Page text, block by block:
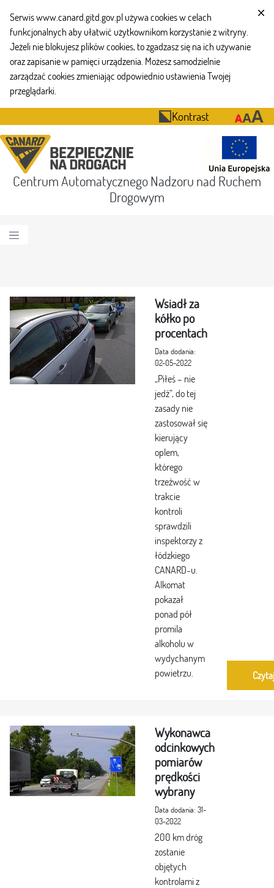
Serwis www.canard.gitd.gov.pl używa cookies w celach
funkcjonalnych aby ułatwić użytkownikom korzystanie z witryny.
Jeżeli nie blokujesz plików cookies, to zgadzasz się na ich używanie
oraz zapisanie w pamięci urządzenia. Możesz samodzielnie
zarządzać cookies zmieniając odpowiednio ustawienia Twojej
przeglądarki.
Kontrast
Centrum Automatycznego Nadzoru nad Ruchem
Drogowym
Wsiadł za
kółko po
procentach
Data dodania:
02-05-2022
„Piłeś – nie
jedź”, do tej
zasady nie
zastosował się
kierujący
oplem,
którego
trzeźwość w
trakcie
kontroli
sprawdzili
inspektorzy z
łódzkiego
CANARD-u.
Alkomat
pokazał
ponad pół
promila
alkoholu w
wydychanym
powietrzu.
Wykonawca
odcinkowych
pomiarów
prędkości
wybrany
Data dodania: 31-
03-2022
200 km dróg
zostanie
objętych
kontrolami z